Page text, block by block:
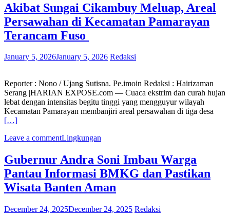
Akibat Sungai Cikambuy Meluap, Areal
Persawahan di Kecamatan Pamarayan
Terancam Fuso
January 5, 2026January 5, 2026 Redaksi
Reporter : Nono / Ujang Sutisna. Pe.imoin Redaksi : Hairizaman
Serang |HARIAN EXPOSE.com — Cuaca ekstrim dan curah hujan
lebat dengan intensitas begitu tinggi yang mengguyur wilayah
Kecamatan Pamarayan membanjiri areal persawahan di tiga desa
[…]
Leave a commentLingkungan
Gubernur Andra Soni Imbau Warga
Pantau Informasi BMKG dan Pastikan
Wisata Banten Aman
December 24, 2025December 24, 2025 Redaksi